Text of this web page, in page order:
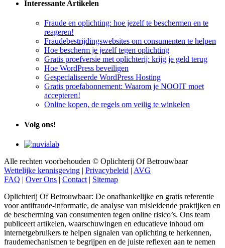
reageren!
Fraudebestrijdingswebsites om consumenten te helpen
Hoe bescherm je jezelf tegen oplichting
Gratis proefversie met oplichterij: krijg je geld terug
Hoe WordPress beveiligen
Gespecialiseerde WordPress Hosting
Gratis proefabonnement: Waarom je NOOIT moet
accepteren!
Online kopen, de regels om veilig te winkelen
Wettelijke kennisgeving|Privacybeleid| AVG
FAQ|Over Ons|Contact|Sitemap
voor antifraude-informatie, de analyse van misleidende praktijken en
de bescherming van consumenten tegen online risico’s. Ons team
publiceert artikelen, waarschuwingen en educatieve inhoud om
internetgebruikers te helpen signalen van oplichting te herkennen,
fraudemechanismen te begrijpen en de juiste reflexen aan te nemen
tegenover digitale oplichting.